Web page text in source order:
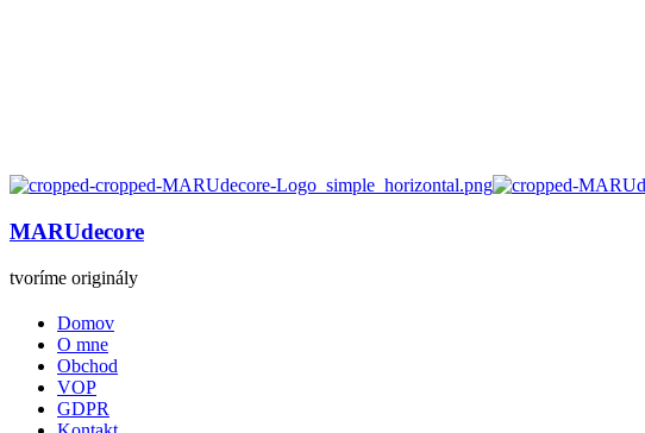
MARUdecore
tvoríme originály
Domov
O mne
Obchod
VOP
GDPR